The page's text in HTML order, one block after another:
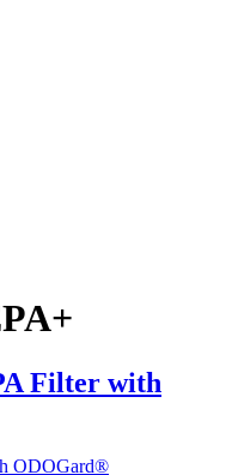
Filter with